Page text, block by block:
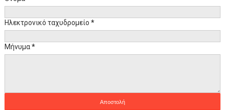
Ηλεκτρονικό ταχυδρομείο *
Μήνυμα*